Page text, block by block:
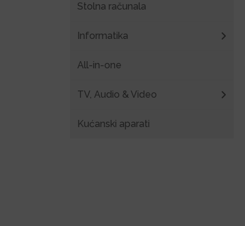
Stolna računala
Informatika
All-in-one
TV, Audio & Video
Kućanski aparati